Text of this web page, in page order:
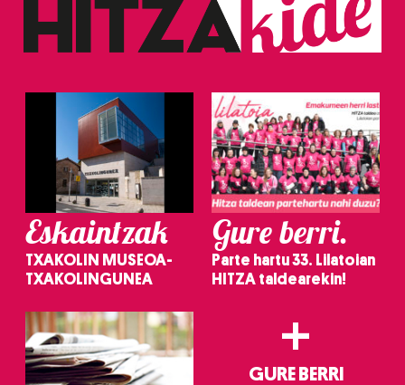
Eskaintzak
TXAKOLIN MUSEOA-
TXAKOLINGUNEA
Gure berri.
Parte hartu 33. Lilatoian
HITZA taldearekin!
+
GURE BERRI